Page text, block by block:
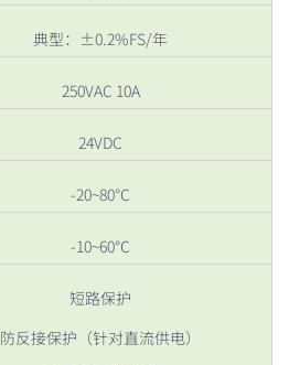
典型：±0.2%FS/年
250VAC 10A
24VDC
-20~80℃
-10~60℃
短路保护
防反接保护（针对直流供电）